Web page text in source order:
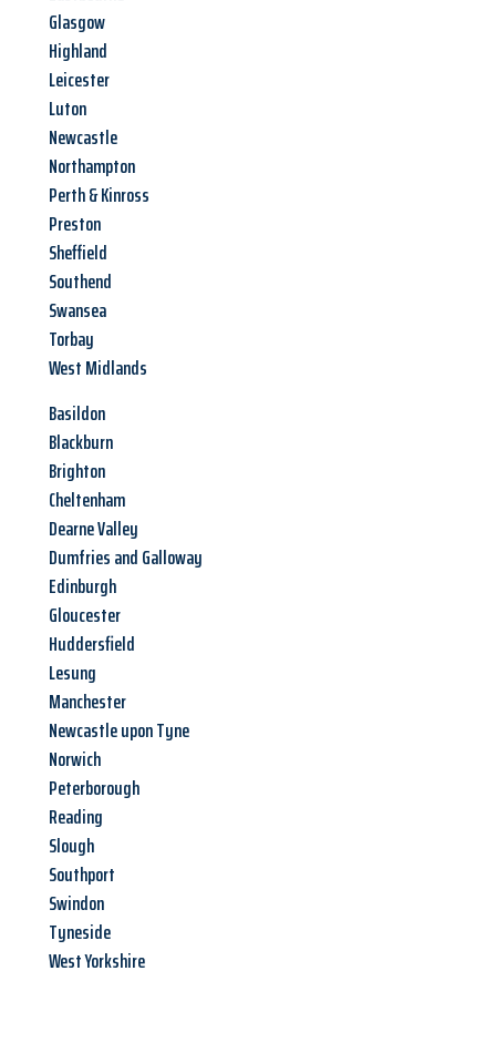
Glasgow
Highland
Leicester
Luton
Newcastle
Northampton
Perth & Kinross
Preston
Sheffield
Southend
Swansea
Torbay
West Midlands
Basildon
Blackburn
Brighton
Cheltenham
Dearne Valley
Dumfries and Galloway
Edinburgh
Gloucester
Huddersfield
Lesung
Manchester
Newcastle upon Tyne
Norwich
Peterborough
Reading
Slough
Southport
Swindon
Tyneside
West Yorkshire